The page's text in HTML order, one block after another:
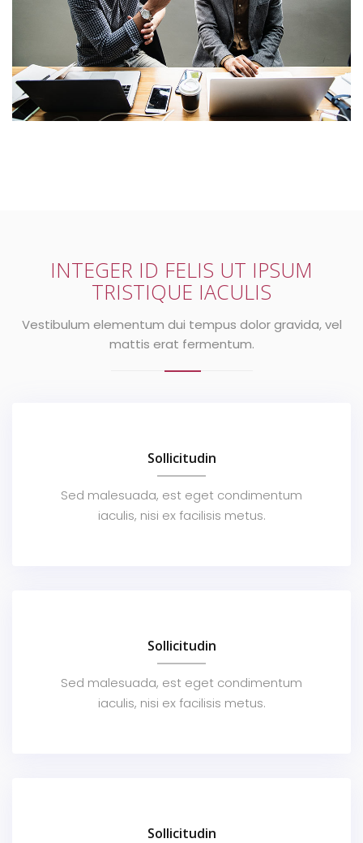
INTEGER ID FELIS UT IPSUM
TRISTIQUE IACULIS
Vestibulum elementum dui tempus dolor gravida, vel
mattis erat fermentum.
Sollicitudin
Sed malesuada, est eget condimentum
iaculis, nisi ex facilisis metus.
Sollicitudin
Sed malesuada, est eget condimentum
iaculis, nisi ex facilisis metus.
Sollicitudin